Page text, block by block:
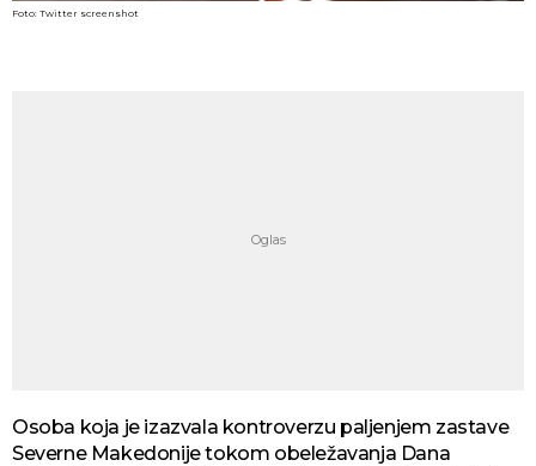
Foto: Twitter screenshot
Osoba koja je izazvala kontroverzu paljenjem zastave
Severne Makedonije tokom obeležavanja Dana